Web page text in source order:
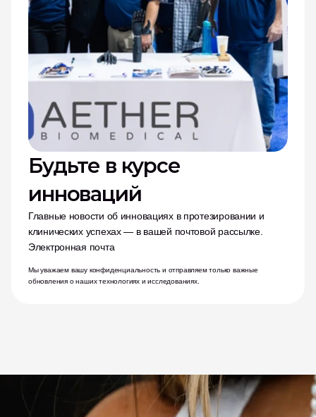
Будьте в курсе
инноваций
Главные новости об инновациях в протезировании и
клинических успехах — в вашей почтовой рассылке.
Электронная почта
Мы уважаем вашу конфиденциальность и отправляем только важные
обновления о наших технологиях и исследованиях.